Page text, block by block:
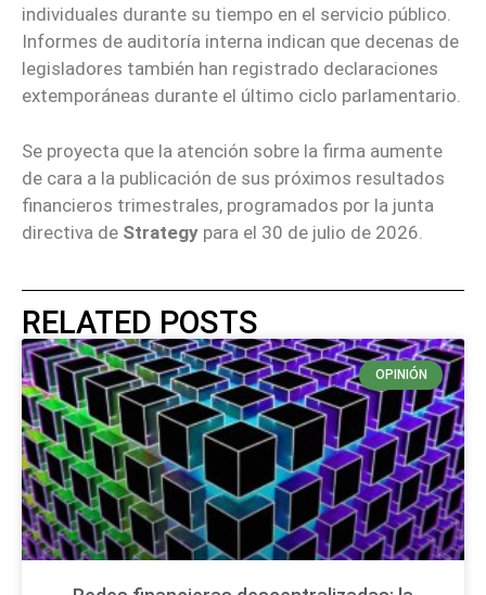
individuales durante su tiempo en el servicio público.
Informes de auditoría interna indican que decenas de
legisladores también han registrado declaraciones
extemporáneas durante el último ciclo parlamentario.
Se proyecta que la atención sobre la firma aumente
de cara a la publicación de sus próximos resultados
financieros trimestrales, programados por la junta
directiva de Strategy para el 30 de julio de 2026.
RELATED POSTS
OPINIÓN